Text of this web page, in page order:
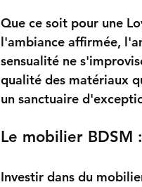
Que ce soit pour une
l'ambiance affirmée,
sensualité ne
qualité des matériaux
un sanctuaire
Le mobilier BDSM
Investir dans du